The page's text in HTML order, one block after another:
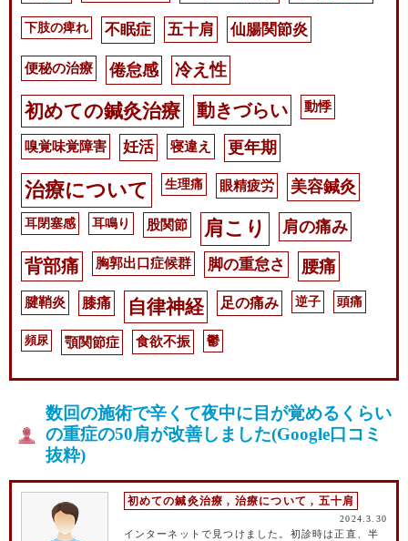
下肢の痺れ 不眠症 五十肩 仙腸関節炎
便秘の治療 倦怠感 冷え性
初めての鍼灸治療 動きづらい 動悸
嗅覚味覚障害 妊活 寝違え 更年期
治療について 生理痛 眼精疲労 美容鍼灸
耳閉塞感 耳鳴り 股関節 肩こり 肩の痛み
背部痛 胸郭出口症候群 脚の重怠さ 腰痛
腱鞘炎 膝痛 自律神経 足の痛み 逆子 頭痛
頻尿 顎関節症 食欲不振 鬱
数回の施術で辛くて夜中に目が覚めるくらい
の重症の50肩が改善しました(Google口コミ
抜粋)
初めての鍼灸治療 , 治療について , 五十肩
2024.3.30
インターネットで見つけました。初診時は正直、半